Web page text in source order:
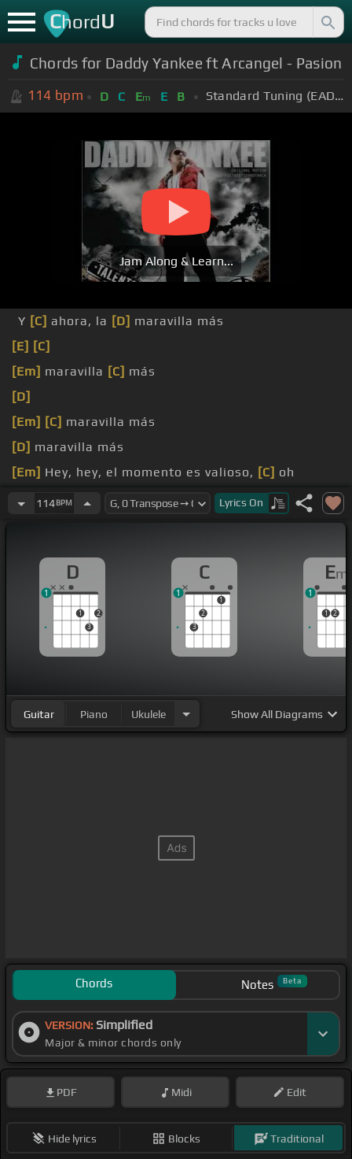
ChordU
Chords for Daddy Yankee ft Arcangel - Pasion
114 bpm D C Em E B Standard Tuning (EADGBE)
Jam Along & Learn...
Y [C] ahora, la [D] maravilla más
[E] [C]
[Em] maravilla [C] más
[D]
[Em] [C] maravilla más
[D] maravilla más
[Em] Hey, hey, el momento es valioso, [C] oh
oh
114BPM Lyrics On
D
1
3
2
1
C
3
2
1
1
Em
1 2
1
Guitar Piano Ukulele ShowAll Diagrams
Chords Notes Beta
VERSION: Simplified
Major & minor chords only
PDF Midi Edit
Hide lyrics Blocks Traditional